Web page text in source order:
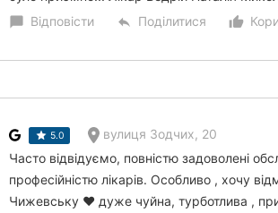
chat_bubble Відповісти reply Поділитися
5.0 вулиця Зодчих, 20
Часто відвідуємо, повністю задоволені
професійністю лікарів. Особливо , хочу
Чижевську ❤️ дуже чуйна, турботлива ,